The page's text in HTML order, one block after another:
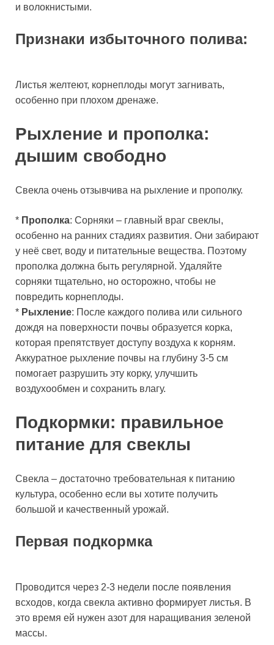
и волокнистыми.
Признаки избыточного полива:
Листья желтеют, корнеплоды могут загнивать,
особенно при плохом дренаже.
Рыхление и прополка:
дышим свободно
Свекла очень отзывчива на рыхление и прополку.
* Прополка: Сорняки – главный враг свеклы,
особенно на ранних стадиях развития. Они забирают
у неё свет, воду и питательные вещества. Поэтому
прополка должна быть регулярной. Удаляйте
сорняки тщательно, но осторожно, чтобы не
повредить корнеплоды.
* Рыхление: После каждого полива или сильного
дождя на поверхности почвы образуется корка,
которая препятствует доступу воздуха к корням.
Аккуратное рыхление почвы на глубину 3-5 см
помогает разрушить эту корку, улучшить
воздухообмен и сохранить влагу.
Подкормки: правильное
питание для свеклы
Свекла – достаточно требовательная к питанию
культура, особенно если вы хотите получить
большой и качественный урожай.
Первая подкормка
Проводится через 2-3 недели после появления
всходов, когда свекла активно формирует листья. В
это время ей нужен азот для наращивания зеленой
массы.